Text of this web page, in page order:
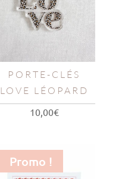
PORTE-CLÉS
LOVE LÉOPARD
10,00€
Promo !